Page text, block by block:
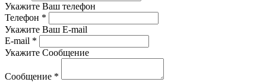
Укажите Ваш телефон
Телефон *
Укажите Ваш E-mail
E-mail *
Укажите Сообщение
Сообщение *